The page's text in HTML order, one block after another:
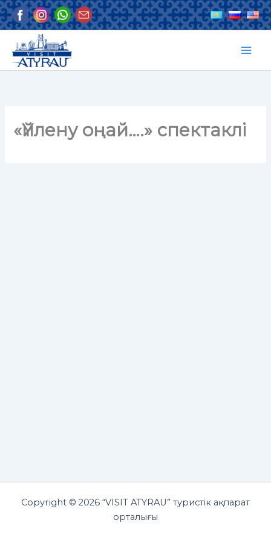
Skip
to
«Үйлену оңай….» спектаклі
Copyright © 2026 “VISIT ATYRAU” туристік ақпарат
орталығы